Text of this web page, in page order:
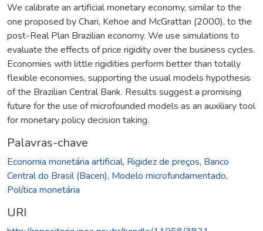
We calibrate an artificial monetary economy, similar to the
one proposed by Chari, Kehoe and McGrattan (2000), to the
post-Real Plan Brazilian economy. We use simulations to
evaluate the effects of price rigidity over the business cycles.
Economies with little rigidities perform better than totally
flexible economies, supporting the usual models hypothesis
of the Brazilian Central Bank. Results suggest a promising
future for the use of microfounded models as an auxiliary tool
for monetary policy decision taking.
Palavras-chave
Economia monetária artificial, Rigidez de preços, Banco
Central do Brasil (Bacen), Modelo microfundamentado,
Política monetária
URI